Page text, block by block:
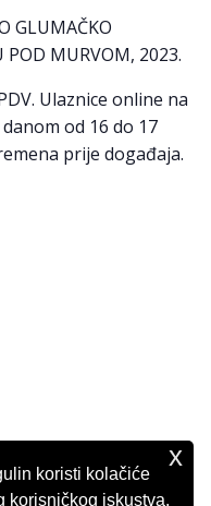
GLUMAČKO
POD MURVOM, 2023.
Ulaznice online na
od 16 do 17
prije događaja.
koristi kolačiće
korisničkog iskustva.
x